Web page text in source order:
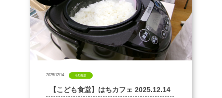
2025/12/14 活動報告
【こども食堂】はちカフェ 2025.12.14